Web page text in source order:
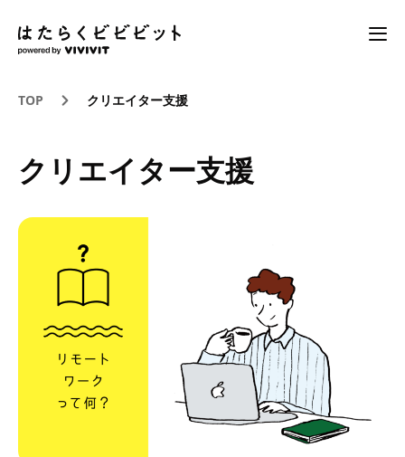
TOP クリエイター支援
クリエイター支援